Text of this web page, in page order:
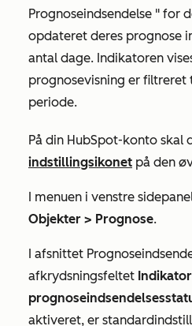
Prognoseindsendelse " for
opdateret deres prognose
antal dage. Indikatoren
prognosevisning er filtreret
periode.
På din HubSpot-konto skal
indstillingsikonet på den
I menuen i venstre
Objekter > Prognose.
I afsnittet
afkrydsningsfeltet
aktiveret, er